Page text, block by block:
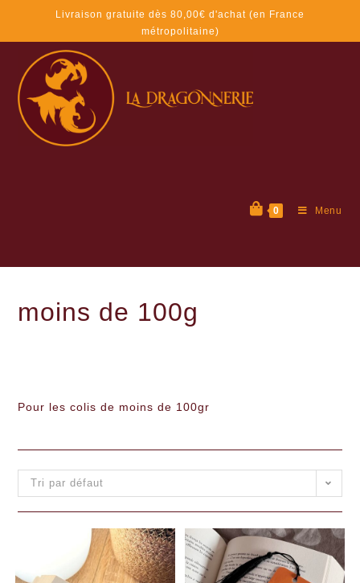
Livraison gratuite dès 80,00€ d'achat (en France
métropolitaine)
0 Menu
moins de 100g
Pour les colis de moins de 100gr
Tri par défaut